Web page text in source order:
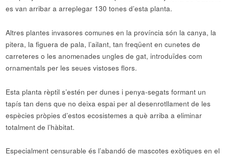
es van arribar a arreplegar 130 tones d’esta planta.
Altres plantes invasores comunes en la província són la canya, la
pitera, la figuera de pala, l’ailant, tan freqüent en cunetes de
carreteres o les anomenades ungles de gat, introduïdes com
ornamentals per les seues vistoses flors.
Esta planta rèptil s’estén per dunes i penya-segats formant un
tapís tan dens que no deixa espai per al desenrotllament de les
espècies pròpies d’estos ecosistemes a què arriba a eliminar
totalment de l’hàbitat.
Especialment censurable és l’abandó de mascotes exòtiques en el